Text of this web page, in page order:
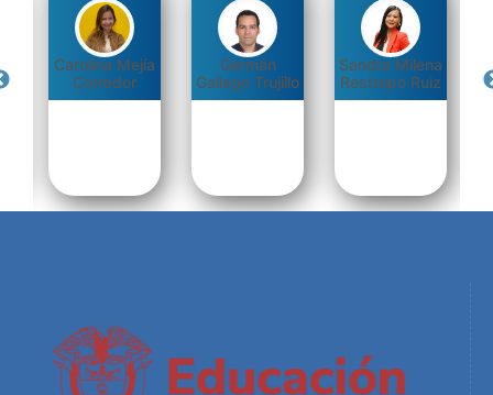
Carolina Mejía
Corredor
Germán
Gallego Trujillo
Sandra Milena
Restrepo Ruiz